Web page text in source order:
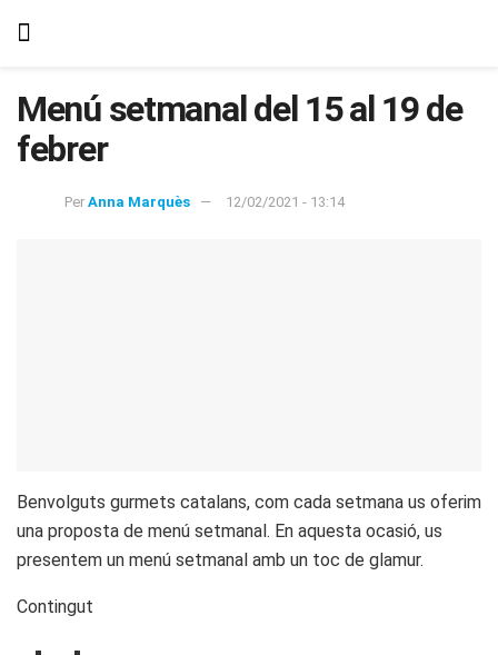
Menú setmanal del 15 al 19 de
febrer
Per Anna Marquès 12/02/2021 - 13:14
Benvolguts gurmets catalans, com cada setmana us oferim
una proposta de menú setmanal. En aquesta ocasió, us
presentem un menú setmanal amb un toc de glamur.
Contingut